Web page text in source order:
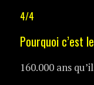
4/4
Pourquoi c’est
160.000 ans